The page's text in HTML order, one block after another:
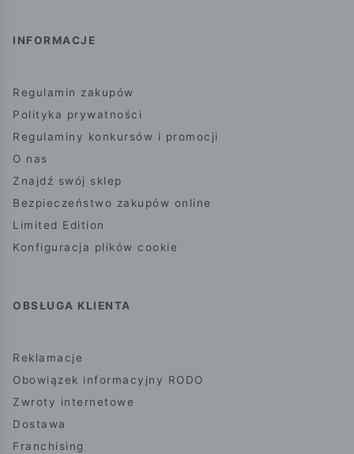
INFORMACJE
Regulamin zakupów
Polityka prywatności
Regulaminy konkursów i promocji
O nas
Znajdź swój sklep
Bezpieczeństwo zakupów online
Limited Edition
Konfiguracja plików cookie
OBSŁUGA KLIENTA
Reklamacje
Obowiązek informacyjny RODO
Zwroty internetowe
Dostawa
Franchising